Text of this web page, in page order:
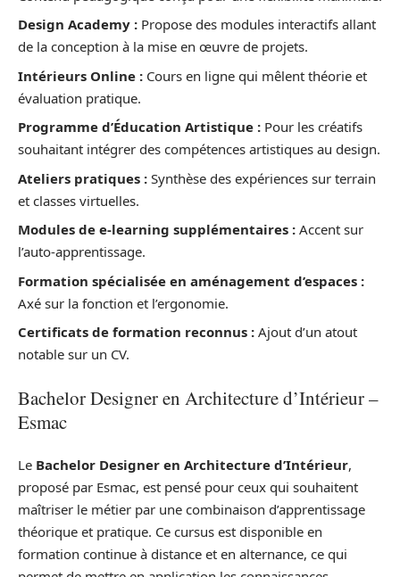
Design Academy : Propose des modules interactifs allant
de la conception à la mise en œuvre de projets.
Intérieurs Online : Cours en ligne qui mêlent théorie et
évaluation pratique.
Programme d’Éducation Artistique : Pour les créatifs
souhaitant intégrer des compétences artistiques au design.
Ateliers pratiques : Synthèse des expériences sur terrain
et classes virtuelles.
Modules de e-learning supplémentaires : Accent sur
l’auto-apprentissage.
Formation spécialisée en aménagement d’espaces :
Axé sur la fonction et l’ergonomie.
Certificats de formation reconnus : Ajout d’un atout
notable sur un CV.
Bachelor Designer en Architecture d’Intérieur –
Esmac
Le Bachelor Designer en Architecture d’Intérieur,
proposé par Esmac, est pensé pour ceux qui souhaitent
maîtriser le métier par une combinaison d’apprentissage
théorique et pratique. Ce cursus est disponible en
formation continue à distance et en alternance, ce qui